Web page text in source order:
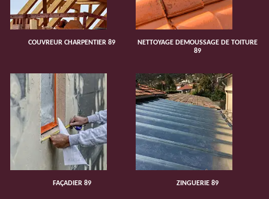
COUVREUR CHARPENTIER 89
NETTOYAGE DEMOUSSAGE DE TOITURE
89
FAÇADIER 89 ZINGUERIE 89